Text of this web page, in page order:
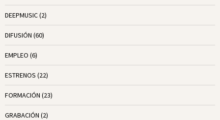
DEEPMUSIC(2)
DIFUSIÓN (60)
EMPLEO (6)
ESTRENOS (22)
FORMACIÓN (23)
GRABACIÓN (2)